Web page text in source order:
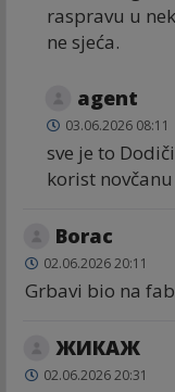
raspravu u
ne sjeća.
agent
03.06.2026 08:11
sve je to
korist
Borac
02.06.2026 20:11
Grbavi bio na
ЖИКАЖ
02.06.2026 20:31